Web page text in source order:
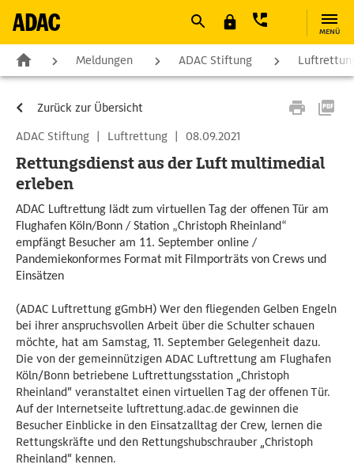
MENÜ
Meldungen ADAC Stiftung
Zurück zur Übersicht
ADAC Stiftung | Luftrettung | 08.09.2021
Rettungsdienst aus der Luft multimedial
erleben
ADAC Luftrettung lädt zum virtuellen Tag der offenen Tür am
Flughafen Köln/Bonn / Station „Christoph Rheinland“
empfängt Besucher am 11. September online /
Pandemiekonformes Format mit Filmporträts von Crews und
Einsätzen
(ADAC Luftrettung gGmbH) Wer den fliegenden Gelben Engeln
bei ihrer anspruchsvollen Arbeit über die Schulter schauen
möchte, hat am Samstag, 11. September Gelegenheit dazu.
Die von der gemeinnützigen ADAC Luftrettung am Flughafen
Köln/Bonn betriebene Luftrettungsstation „Christoph
Rheinland“ veranstaltet einen virtuellen Tag der offenen Tür.
Auf der Internetseite luftrettung.adac.de gewinnen die
Besucher Einblicke in den Einsatzalltag der Crew, lernen die
Rettungskräfte und den Rettungshubschrauber „Christoph
Rheinland“ kennen.